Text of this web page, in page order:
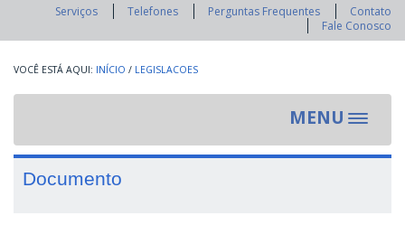
Serviços Telefones Perguntas Frequentes
Contato
Fale Conosco
INÍCIO / LEGISLACOES
MENU
Toggle
Documento